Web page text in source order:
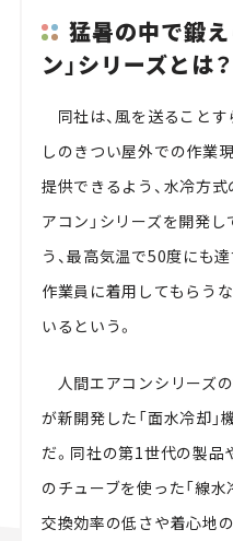
猛暑の中で鍛
ン」シリーズとは？
同社は、風を送ること
しのきつい屋外での作業
提供できるよう、水冷方
アコン」シリーズを開発
う、最高気温で50度にも
作業員に着用してもらう
いるという。
人間エアコンシリーズ
が新開発した「面水冷却
だ。同社の第1世代の製品
のチューブを使った「線水
交換効率の低さや着心地